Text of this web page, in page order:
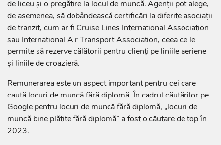
de liceu şi o pregătire la locul de muncă. Agenţii pot alege,
de asemenea, să dobândească certificări la diferite asociaţii
de tranzit, cum ar fi Cruise Lines International Association
sau International Air Transport Association, ceea ce le
permite să rezerve călătorii pentru clienţi pe liniile aeriene
şi liniile de croazieră.
Remunerarea este un aspect important pentru cei care
caută locuri de muncă fără diplomă. În cadrul căutărilor pe
Google pentru locuri de muncă fără diplomă, „locuri de
muncă bine plătite fără diplomă” a fost o căutare de top în
2023.